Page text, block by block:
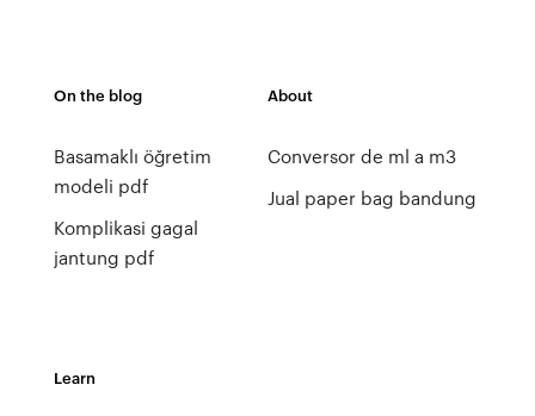
On the blog
Basamaklı öğretim
modeli pdf
Komplikasi gagal
jantung pdf
About
Conversor de ml a m3
Jual paper bag bandung
Learn